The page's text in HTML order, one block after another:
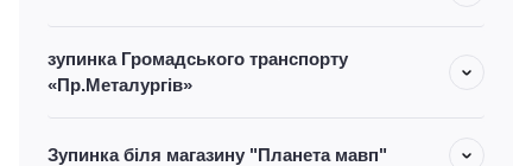
зупинка Громадського транспорту
«Пр.Металургів»
Зупинка біля магазину "Планета мавп"